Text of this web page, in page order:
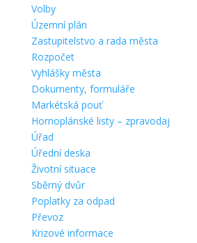
Volby
Územní plán
Zastupitelstvo a rada města
Rozpočet
Vyhlášky města
Dokumenty, formuláře
Markétská pouť
Hornoplánské listy – zpravodaj
Úřad
Úřední deska
Životní situace
Sběrný dvůr
Poplatky za odpad
Převoz
Krizové informace